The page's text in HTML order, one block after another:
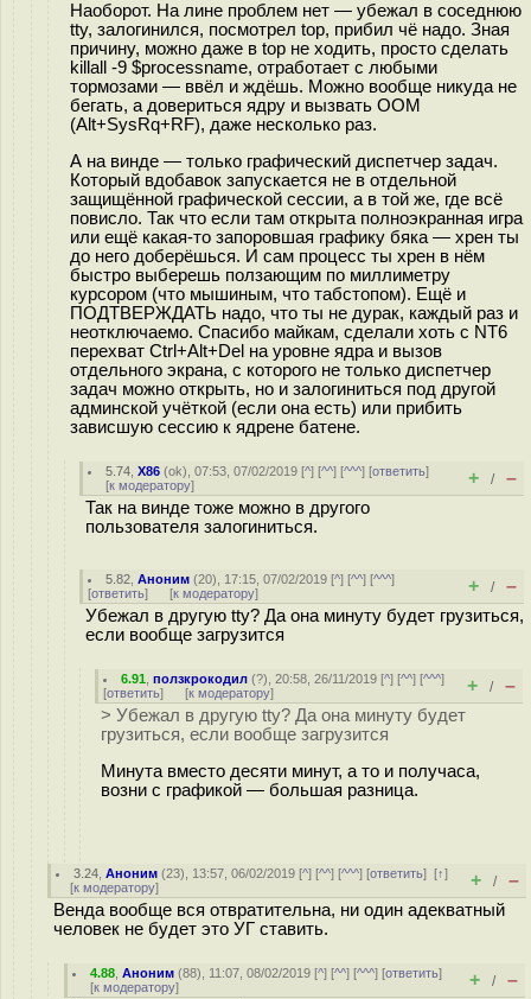
Наоборот. На лине проблем нет — убежал в соседнюю
tty, залогинился, посмотрел top, прибил чё надо. Зная
причину, можно даже в top не ходить, просто сделать
killall -9 $processname, отработает с любыми
тормозами — ввёл и ждёшь. Можно вообще никуда не
бегать, а довериться ядру и вызвать OOM
(Alt+SysRq+RF), даже несколько раз.
А на винде — только графический диспетчер задач.
Который вдобавок запускается не в отдельной
защищённой графической сессии, а в той же, где всё
повисло. Так что если там открыта полноэкранная игра
или ещё какая-то запоровшая графику бяка — хрен ты
до него доберёшься. И сам процесс ты хрен в нём
быстро выберешь ползающим по миллиметру
курсором (что мышиным, что табстопом). Ещё и
ПОДТВЕРЖДАТЬ надо, что ты не дурак, каждый раз и
неотключаемо. Спасибо майкам, сделали хоть с NT6
перехват Ctrl+Alt+Del на уровне ядра и вызов
отдельного экрана, с которого не только диспетчер
задач можно открыть, но и залогиниться под другой
админской учёткой (если она есть) или прибить
зависшую сессию к ядрене батене.
5.74 ,X86 (ok), 07:53, 07/02/2019 [^] [^^] [^^^] [ответить]
[к модератору] + / –
Так на винде тоже можно в другого
пользователя залогиниться.
5.82 ,Аноним (20), 17:15, 07/02/2019 [^] [^^] [^^^]
[ответить] [к модератору] + / –
Убежал в другую tty? Да она минуту будет грузиться,
если вообще загрузится
6.91 ,ползкрокодил (?), 20:58, 26/11/2019 [^] [^^] [^^^]
[ответить] [к модератору] + / –
> Убежал в другую tty? Да она минуту будет
грузиться, если вообще загрузится
Минута вместо десяти минут, а то и получаса,
возни с графикой — большая разница.
3.24 ,Аноним (23), 13:57, 06/02/2019 [^] [^^] [^^^] [ответить][↑]
[к модератору] + / –
Венда вообще вся отвратительна, ни один адекватный
человек не будет это УГ ставить.
4.88 ,Аноним (88), 11:07, 08/02/2019 [^] [^^] [^^^] [ответить]
[к модератору] + / –